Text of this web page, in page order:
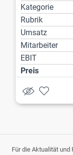
Kategorie
Rubrik
Umsatz
Mitarbeiter
EBIT
Preis
Für die Aktualität und